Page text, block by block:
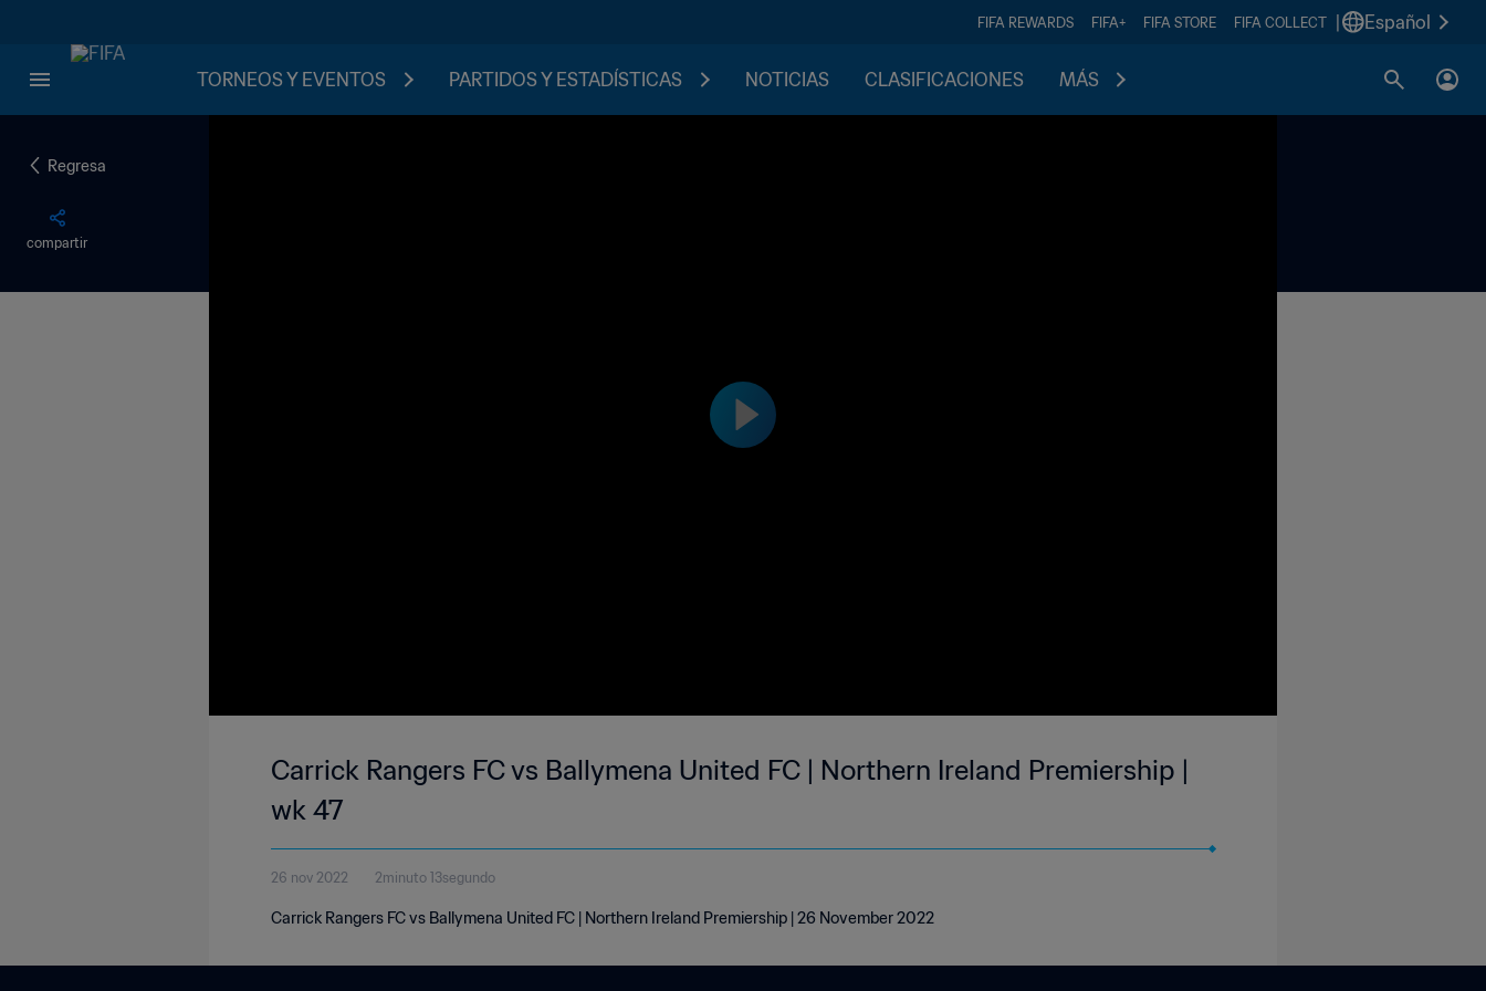
FIFA REWARDS FIFA+ FIFA STORE FIFA COLLECT Español
TORNEOS Y EVENTOS PARTIDOS Y ESTADÍSTICAS NOTICIAS CLASIFICACIONES MÁS
Regresa
compartir
Carrick Rangers FC vs Ballymena United FC | Northern Ireland Premiership |
wk 47
26 nov 2022 2minuto 13segundo
Carrick Rangers FC vs Ballymena United FC | Northern Ireland Premiership | 26 November 2022